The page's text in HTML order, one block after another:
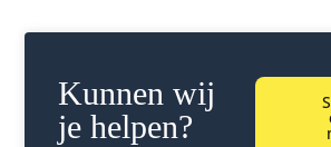
Kunnen wij
je helpen?